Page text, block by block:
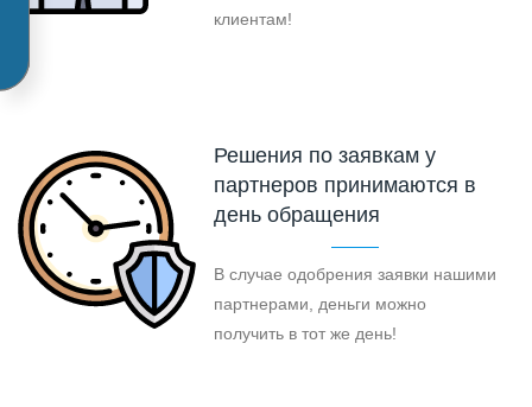
клиентам!
Решения по заявкам у
партнеров принимаются в
день обращения
В случае одобрения заявки нашими
партнерами, деньги можно
получить в тот же день!